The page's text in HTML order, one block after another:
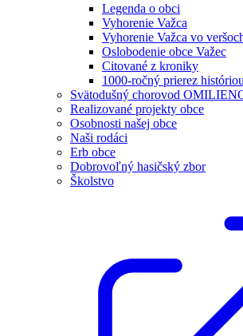
Legenda o obci
Vyhorenie Važca
Vyhorenie Važca vo
Oslobodenie obce Važec
Citované z kroniky
1000-ročný prierez históriou
Svätodušný chorovod
Realizované projekty obce
Osobnosti našej obce
Naši rodáci
Erb obce
Dobrovoľný hasičský zbor
Školstvo